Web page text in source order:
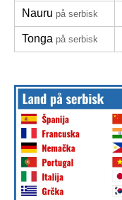
Nauru på serbisk
Tonga på serbisk